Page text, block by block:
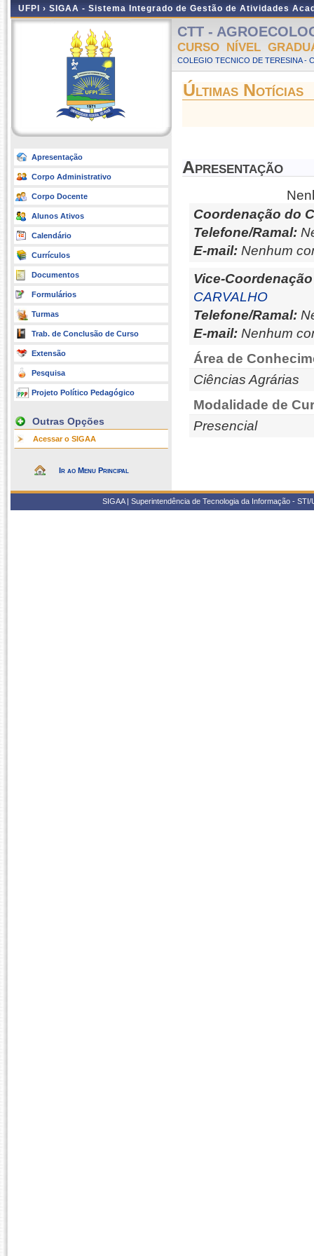
UFPI › SIGAA - Sistema Integrado de Gestão de Atividades
Apresentação
Corpo Administrativo
Corpo Docente
Alunos Ativos
Calendário
Currículos
Documentos
Formulários
Turmas
Trab. de Conclusão de Curso
Extensão
Pesquisa
Projeto Político Pedagógico
Outras Opções
Acessar o SIGAA
Ir ao Menu Principal
CTT -
CURSO NÍVEL
COLEGIO TECNICO DE TERESINA -
Últimas Notícias
Apresentação
Coordenação do
Telefone/Ramal:
E-mail: Nenhum
Vice-
CARVALHO
Telefone/Ramal:
E-mail: Nenhum
Área de
Ciências Agrárias
Modalidade de
Presencial
SIGAA | Superintendência de Tecnologia da Informação -